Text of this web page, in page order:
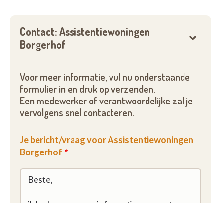
Contact: Assistentiewoningen
Borgerhof
Voor meer informatie, vul nu onderstaande
formulier in en druk op verzenden.
Een medewerker of verantwoordelijke zal je
vervolgens snel contacteren.
Je bericht/vraag voor Assistentiewoningen
Borgerhof